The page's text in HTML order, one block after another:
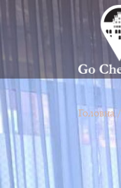
Головна /